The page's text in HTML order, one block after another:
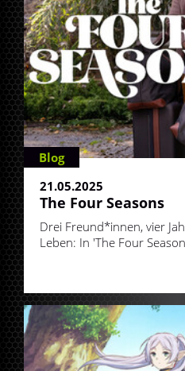
Blog
21.05.2025
The Four Seasons
Drei Freund*innen, vier
Leben: In 'The Four